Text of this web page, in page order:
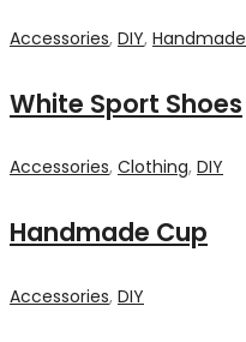
Accessories, DIY, Handmade
White Sport Shoes
Accessories, Clothing, DIY
Handmade Cup
Accessories, DIY